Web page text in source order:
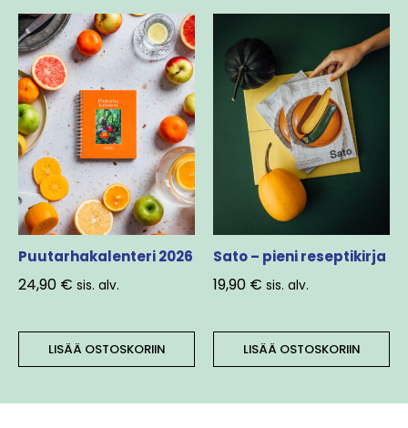
Puutarhakalenteri 2026
24,90 € sis. alv.
LISÄÄ OSTOSKORIIN
Sato – pieni reseptikirja
19,90 € sis. alv.
LISÄÄ OSTOSKORIIN